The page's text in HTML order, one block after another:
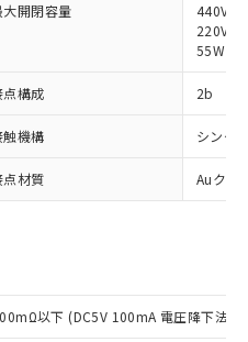
大開閉容量
440VA
220VA
55W (
点構成 2b
触機構 シング
点材質 Auクラ
以下 (DC5V 100mA 電圧降下法)
令（10物質）の非含